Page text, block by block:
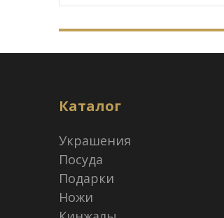
Каталог
Украшения
Посуда
Подарки
Ножи